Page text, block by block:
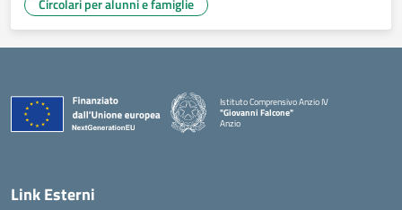
Circolari per alunni e famiglie
Istituto Comprensivo Anzio IV
"Giovanni Falcone"
Anzio
Link Esterni